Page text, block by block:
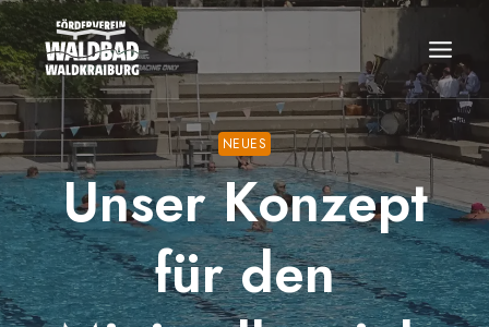
Zum
Inhalt
springen
NEUES
Unser Konzept
für den